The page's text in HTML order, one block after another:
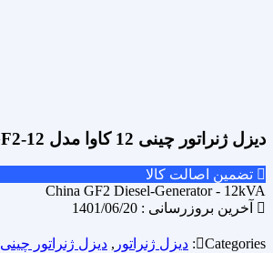
دیزل ژنراتور چینی 12 کاوا مدل GF2-12
تضمین اصالت کالا
China GF2 Diesel-Generator - 12kVA
آخرین بروزرسانی : 1401/06/20
Categories: دیزل ژنراتور , دیزل ژنراتور چینی